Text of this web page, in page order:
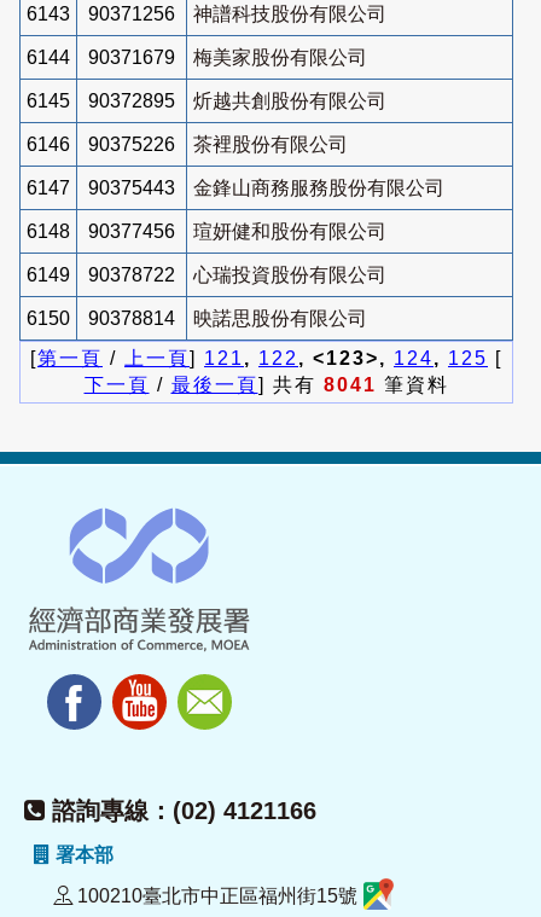
6143 90371256 神譜科技股份有限公司
6144 90371679 梅美家股份有限公司
6145 90372895 炘越共創股份有限公司
6146 90375226 茶裡股份有限公司
6147 90375443 金鋒山商務服務股份有限公司
6148 90377456 瑄妍健和股份有限公司
6149 90378722 心瑞投資股份有限公司
6150 90378814
映諾思股份有限公司
[第一頁 / 上一頁] 121 , 122 , <123>, 124, 125 [
下一頁 / 最後一頁] 共有 8041 筆資料
諮詢專線：(02) 4121166
署本部
100210臺北市中正區福州街15號